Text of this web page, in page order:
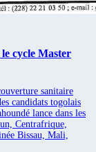
cycle Master
sanitaire
candidats togolais
lance dans les
Centrafrique,
Bissau, Mali,